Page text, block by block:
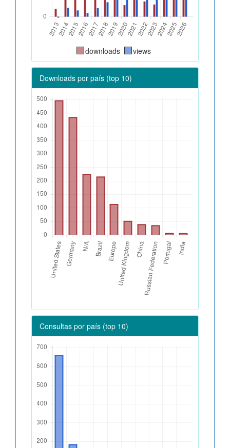
downloads views
Downloads por país (top 10)
Consultas por país (top 10)